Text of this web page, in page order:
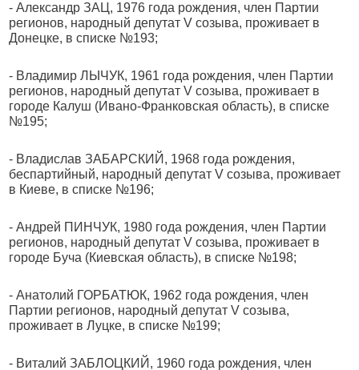
- Александр ЗАЦ, 1976 года рождения, член Партии
регионов, народный депутат V созыва, проживает в
Донецке, в списке №193;
- Владимир ЛЫЧУК, 1961 года рождения, член Партии
регионов, народный депутат V созыва, проживает в
городе Калуш (Ивано-Франковская область), в списке
№195;
- Владислав ЗАБАРСКИЙ, 1968 года рождения,
беспартийный, народный депутат V созыва, проживает
в Киеве, в списке №196;
- Андрей ПИНЧУК, 1980 года рождения, член Партии
регионов, народный депутат V созыва, проживает в
городе Буча (Киевская область), в списке №198;
- Анатолий ГОРБАТЮК, 1962 года рождения, член
Партии регионов, народный депутат V созыва,
проживает в Луцке, в списке №199;
- Виталий ЗАБЛОЦКИЙ, 1960 года рождения, член